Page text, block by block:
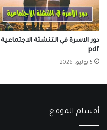
دور الاسرة في التنشئة الاجتماعية
pdf
5 يوليو، 2026
أقسام الموقع